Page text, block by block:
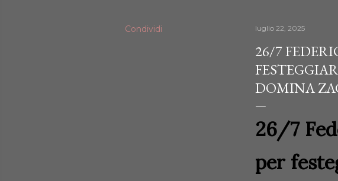
Condividi luglio 22, 2025
26/7
DOMINA
26/7
per